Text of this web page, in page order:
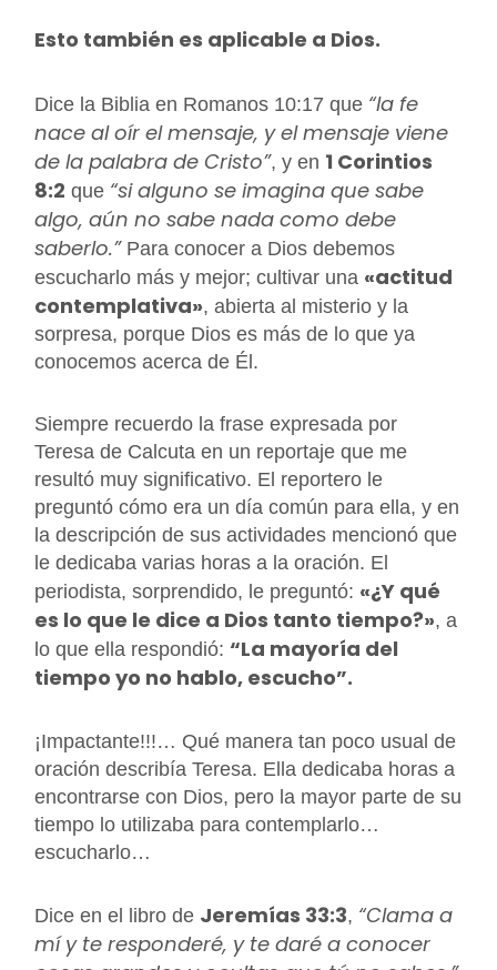
Esto también es aplicable a Dios.
Dice la Biblia en Romanos 10:17 que “la fe
nace al oír el mensaje, y el mensaje viene
de la palabra de Cristo”, y en 1 Corintios
8:2 que “si alguno se imagina que sabe
algo, aún no sabe nada como debe
saberlo.”Para conocer a Dios debemos
escucharlo más y mejor; cultivar una «actitud
contemplativa», abierta al misterio y la
sorpresa, porque Dios es más de lo que ya
conocemos acerca de Él.
Siempre recuerdo la frase expresada por
Teresa de Calcuta en un reportaje que me
resultó muy significativo. El reportero le
preguntó cómo era un día común para ella, y en
la descripción de sus actividades mencionó que
le dedicaba varias horas a la oración. El
periodista, sorprendido, le preguntó: «¿Y qué
es lo que le dice a Dios tanto tiempo?», a
lo que ella respondió: “La mayoría del
tiempo yo no hablo, escucho”.
¡Impactante!!!… Qué manera tan poco usual de
oración describía Teresa. Ella dedicaba horas a
encontrarse con Dios, pero la mayor parte de su
tiempo lo utilizaba para contemplarlo…
escucharlo…
Dice en el libro de Jeremías 33:3, “Clama a
mí y te responderé, y te daré a conocer